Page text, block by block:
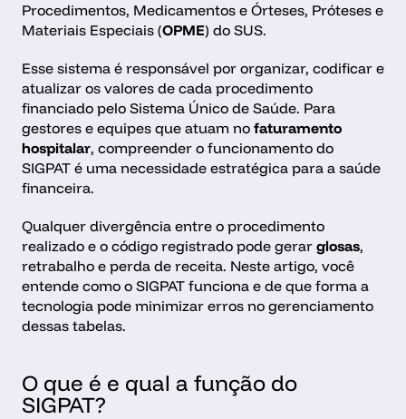
Procedimentos, Medicamentos e Órteses, Próteses e
Materiais Especiais (OPME) do SUS.
Esse sistema é responsável por organizar, codificar e
atualizar os valores de cada procedimento
financiado pelo Sistema Único de Saúde. Para
gestores e equipes que atuam no faturamento
hospitalar, compreender o funcionamento do
SIGPAT é uma necessidade estratégica para a saúde
financeira.
Qualquer divergência entre o procedimento
realizado e o código registrado pode gerar glosas,
retrabalho e perda de receita. Neste artigo, você
entende como o SIGPAT funciona e de que forma a
tecnologia pode minimizar erros no gerenciamento
dessas tabelas.
O que é e qual a função do
SIGPAT?